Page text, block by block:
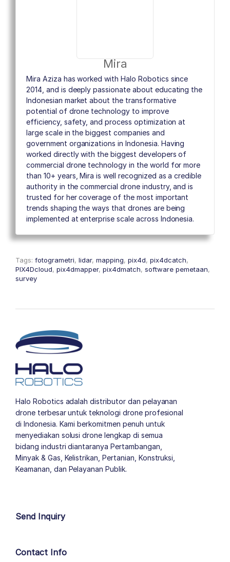
Mira
Mira Aziza has worked with Halo Robotics since
2014, and is deeply passionate about educating the
Indonesian market about the transformative
potential of drone technology to improve
efficiency, safety, and process optimization at
large scale in the biggest companies and
government organizations in Indonesia. Having
worked directly with the biggest developers of
commercial drone technology in the world for more
than 10+ years, Mira is well recognized as a credible
authority in the commercial drone industry, and is
trusted for her coverage of the most important
trends shaping the ways that drones are being
implemented at enterprise scale across Indonesia.
Tags: fotogrametri, lidar, mapping, pix4d, pix4dcatch,
PIX4Dcloud, pix4dmapper, pix4dmatch, software pemetaan,
survey
Halo Robotics adalah distributor dan pelayanan
drone terbesar untuk teknologi drone profesional
di Indonesia. Kami berkomitmen penuh untuk
menyediakan solusi drone lengkap di semua
bidang industri diantaranya Pertambangan,
Minyak & Gas, Kelistrikan, Pertanian, Konstruksi,
Keamanan, dan Pelayanan Publik.
Send Inquiry
Contact Info